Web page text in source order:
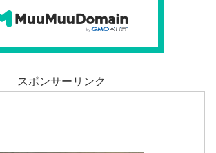
スポンサーリンク